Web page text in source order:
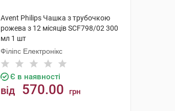
Avent Philips Чашка з трубочкою
рожева з 12 місяців SCF798/02 300
мл 1 шт
Філіпс Електронікс
Є в наявності
від 570.00 грн